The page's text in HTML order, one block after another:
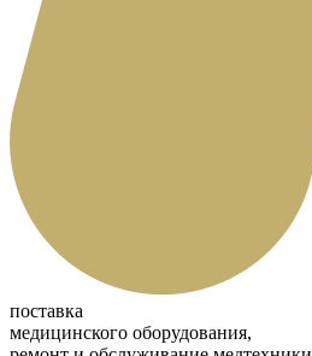
поставка
медицинского оборудования,